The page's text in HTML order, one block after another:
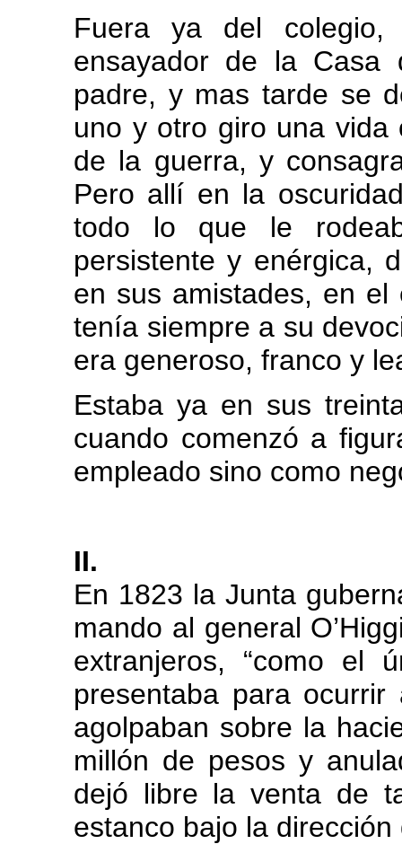
Fuera ya del
ensayador de la
padre, y mas tarde se
uno y otro giro una vida
de la guerra, y
Pero allí en la
todo lo que le
persistente y enérgica,
en sus amistades, en
tenía siempre a su
era generoso, franco y
Estaba ya en sus
cuando comenzó a
empleado sino como
II.
En 1823 la Junta
mando al general
extranjeros, “como el
presentaba para
agolpaban sobre la
millón de pesos y
dejó libre la venta de
estanco bajo la dirección